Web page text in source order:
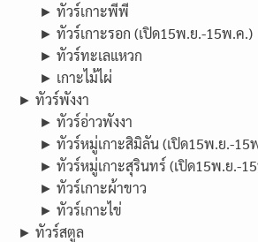
► ทัวร์เกาะพีพี
► ทัวร์เกาะรอก (เปิด15พ.ย.-15พ.ค.)
► ทัวร์ทะเลแหวก
► เกาะไม้ไผ่
► ทัวร์พังงา
► ทัวร์อ่าวพังงา
► ทัวร์หมู่เกาะสิมิลัน (เปิด15พ.ย.-15
► ทัวร์หมู่เกาะสุรินทร์ (เปิด15พ.ย.-
► ทัวร์เกาะผ้าขาว
► ทัวร์เกาะไข่
► ทัวร์สตูล